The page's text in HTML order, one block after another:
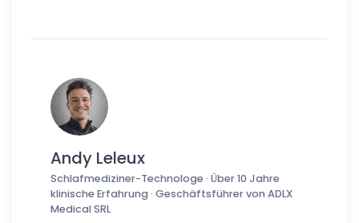
Andy Leleux
Schlafmediziner-Technologe · Über 10 Jahre
klinische Erfahrung · Geschäftsführer von ADLX
Medical SRL